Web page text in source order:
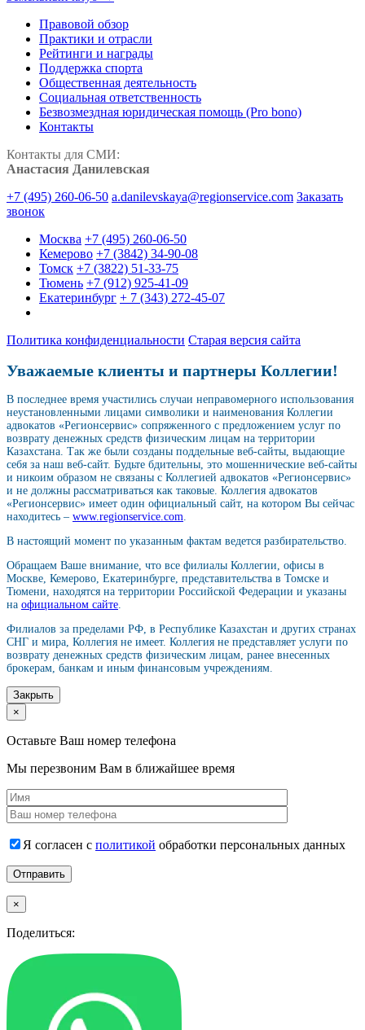
Правовой обзор
Практики и отрасли
Рейтинги и награды
Поддержка спорта
Общественная деятельность
Социальная ответственность
Безвозмездная юридическая помощь (Pro bono)
Контакты
Контакты для СМИ:
Анастасия Данилевская
+7 (495) 260-06-50 a.danilevskaya@regionservice.com Заказать
звонок
Москва +7 (495) 260-06-50
Кемерово +7 (3842) 34-90-08
Томск +7 (3822) 51-33-75
Тюмень +7 (912) 925-41-09
Екатеринбург + 7 (343) 272-45-07
Политика конфиденциальности Старая версия сайта
Уважаемые клиенты и партнеры Коллегии!
В последнее время участились случаи неправомерного использования
неустановленными лицами символики и наименования Коллегии
адвокатов «Регионсервис» сопряженного с предложением услуг по
возврату денежных средств физическим лицам на территории
Казахстана. Так же были созданы поддельные веб-сайты, выдающие
себя за наш веб-сайт. Будьте бдительны, это мошеннические веб-сайты
и никоим образом не связаны с Коллегией адвокатов «Регионсервис»
и не должны рассматриваться как таковые. Коллегия адвокатов
«Регионсервис» имеет один официальный сайт, на котором Вы сейчас
находитесь – www.regionservice.com
В настоящий момент по указанным фактам ведется разбирательство.
Обращаем Ваше внимание, что все филиалы Коллегии, офисы в
Москве, Кемерово, Екатеринбурге, представительства в Томске и
Тюмени, находятся на территории Российской Федерации и указаны
на официальном сайте
Филиалов за пределами РФ, в Республике Казахстан и других странах
СНГ и мира, Коллегия не имеет. Коллегия не представляет услуги по
возврату денежных средств физическим лицам, ранее внесенных
брокерам, банкам и иным финансовым учреждениям.
Закрыть
×
Оставьте Ваш номер телефона
Мы перезвоним Вам в ближайшее время
Я согласен с политикой обработки персональных данных
×
Поделиться: